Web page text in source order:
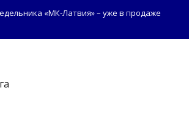
«МК-Латвия» – уже в продаже